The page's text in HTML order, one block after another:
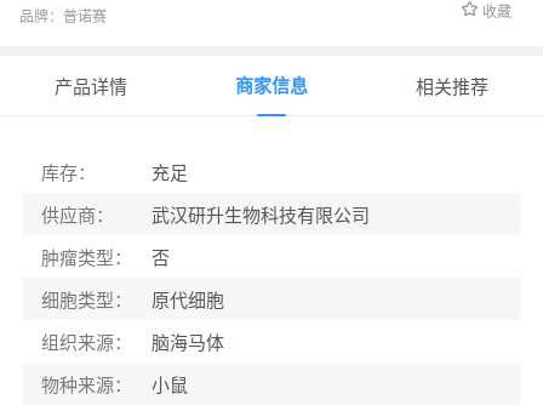
品牌： 普诺赛 收藏
产品详情 商家信息 相关推荐
库存：
充足
供应商：
武汉研升生物科技有限公司
肿瘤类型：
否
细胞类型：
原代细胞
组织来源：
脑海马体
物种来源：
小鼠